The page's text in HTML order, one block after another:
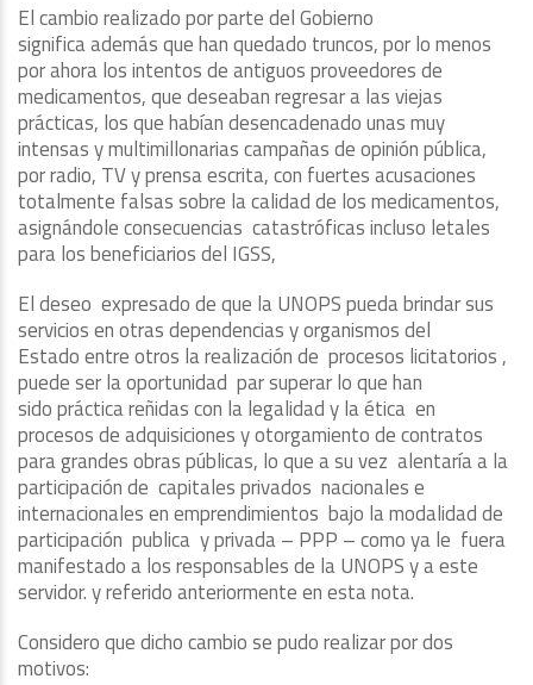
El cambio realizado por parte del Gobierno
significa además que han quedado truncos, por lo menos
por ahora los intentos de antiguos proveedores de
medicamentos, que deseaban regresar a las viejas
prácticas, los que habían desencadenado unas muy
intensas y multimillonarias campañas de opinión pública,
por radio, TV y prensa escrita, con fuertes acusaciones
totalmente falsas sobre la calidad de los medicamentos,
asignándole consecuencias catastróficas incluso letales
para los beneficiarios del IGSS,
El deseo expresado de que la UNOPS pueda brindar sus
servicios en otras dependencias y organismos del
Estado entre otros la realización de procesos licitatorios ,
puede ser la oportunidad par superar lo que han
sido práctica reñidas con la legalidad y la ética en
procesos de adquisiciones y otorgamiento de contratos
para grandes obras públicas, lo que a su vez alentaría a la
participación de capitales privados nacionales e
internacionales en emprendimientos bajo la modalidad de
participación publica y privada – PPP – como ya le fuera
manifestado a los responsables de la UNOPS y a este
servidor. y referido anteriormente en esta nota.
Considero que dicho cambio se pudo realizar por dos
motivos: